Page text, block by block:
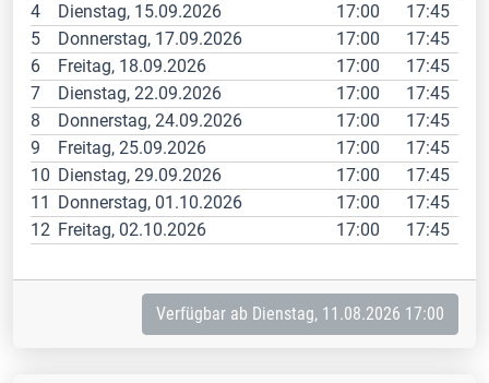
4
Dienstag, 15.09.2026 17:00
17:45
5
Donnerstag, 17.09.2026 17:00
17:45
6
Freitag, 18.09.2026 17:00
17:45
7
Dienstag, 22.09.2026 17:00
17:45
8
Donnerstag, 24.09.2026 17:00
17:45
9
Freitag, 25.09.2026 17:00
17:45
10 Dienstag, 29.09.2026 17:00
17:45
11
Donnerstag, 01.10.2026 17:00
17:45
12 Freitag, 02.10.2026 17:00 17:45
Verfügbar ab Dienstag, 11.08.2026 17:00